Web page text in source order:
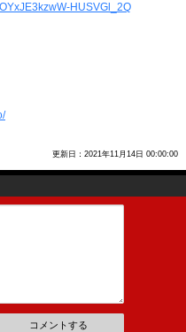
HUSVGl_2Q
更新日：2021年11月14日 00:00:00
コメントする